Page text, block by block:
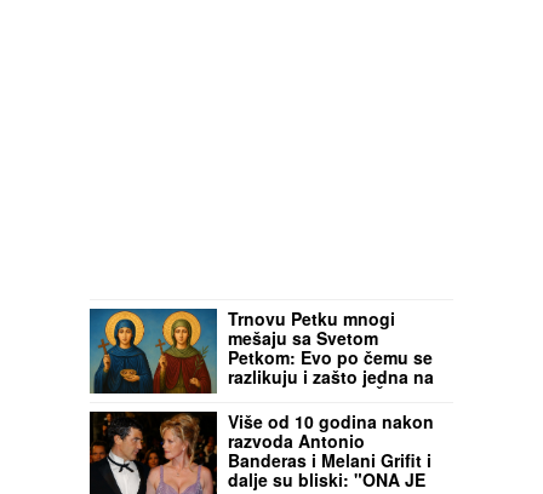
Trnovu Petku mnogi
mešaju sa Svetom
Petkom: Evo po čemu se
razlikuju i zašto jedna na
ikonama drži PLOČICU SA
OČIMA
Više od 10 godina nakon
razvoda Antonio
Banderas i Melani Grifit i
dalje su bliski: "ONA JE